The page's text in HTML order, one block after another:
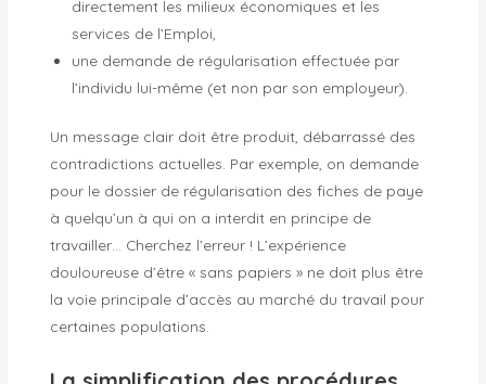
directement les milieux économiques et les
services de l’Emploi,
une demande de régularisation effectuée par
l’individu lui-même (et non par son employeur).
Un message clair doit être produit, débarrassé des
contradictions actuelles. Par exemple, on demande
pour le dossier de régularisation des fiches de paye
à quelqu’un à qui on a interdit en principe de
travailler… Cherchez l’erreur ! L’expérience
douloureuse d’être « sans papiers » ne doit plus être
la voie principale d’accès au marché du travail pour
certaines populations.